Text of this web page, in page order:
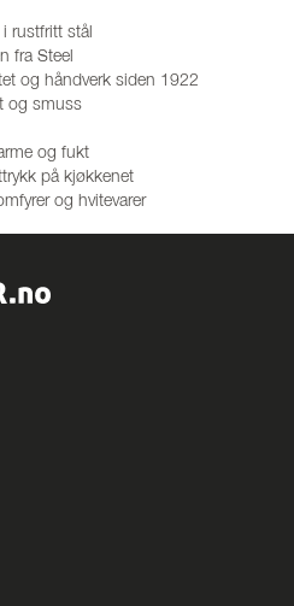
rustfritt stål
fra Steel
og håndverk siden 1922
og smuss
og fukt
på kjøkkenet
og hvitevarer